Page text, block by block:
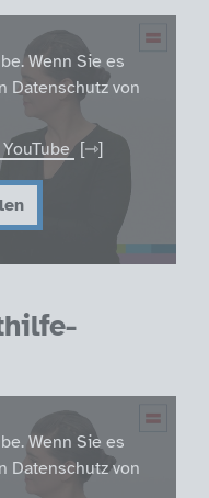
Wenn Sie es
Datenschutz von
Wenn Sie es
Datenschutz von